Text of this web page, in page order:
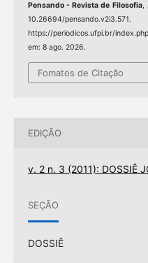
Pensando - Revista de Filosofia,
10.26694/
https://periodicos.ufpi.br/
em: 8 ago. 2026.
Fomatos de Citação
EDIÇÃO
v. 2 n. 3 (2011): DOSSIÊ
SEÇÃO
DOSSIÊ